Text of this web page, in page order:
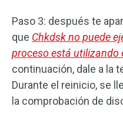
Paso 3: después te
que Chkdsk no puede
proceso está utilizando
continuación, dale a la
Durante el reinicio, se
la comprobación de